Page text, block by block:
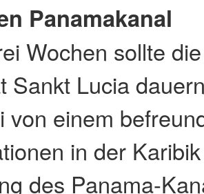
Panamakanal
Wochen sollte
Sankt Lucia
von einem
in der
des Panama-